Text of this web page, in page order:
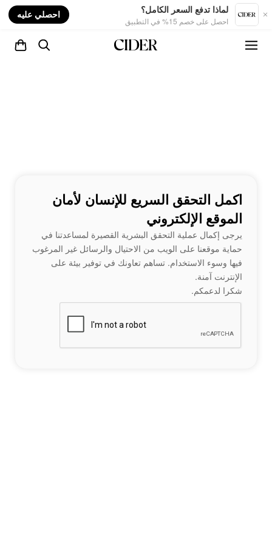
لماذا تدفع السعر الكامل؟
احصل على خصم 15% في التطبيق
احصلي عليه
اكمل التحقق السريع للإنسان لأمان
الموقع الإلكتروني
يرجى إكمال عملية التحقق البشرية القصيرة لمساعدتنا في
حماية موقعنا على الويب من الاحتيال والرسائل غير المرغوب
فيها وسوء الاستخدام. تساهم تعاونك في توفير بيئة على
الإنترنت آمنة.
شكرا لدعمكم.